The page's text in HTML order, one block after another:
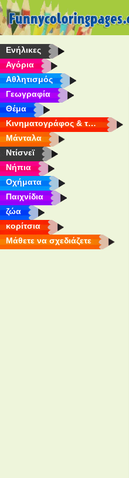
Eνήλικες
Αγόρια
Αθλητισμός
Γεωγραφία
Θέμα
Κινηματογράφος & τηλεόραση
Μάνταλα
Ντίσνεϊ
Νήπια
Οχήματα
Παιχνίδια
ζώα
κορίτσια
Μάθετε να σχεδιάζετε